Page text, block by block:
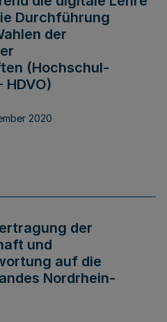
Durchführung
der
(Hochschul-
2020
der
und
auf die
Nordrhein-